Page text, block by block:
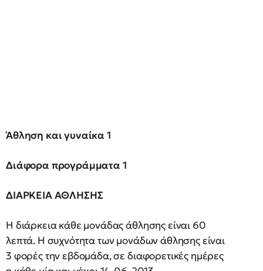
Άθληση και γυναίκα 1
Διάφορα προγράμματα 1
ΔΙΑΡΚΕΙΑ ΑΘΛΗΣΗΣ
Η διάρκεια κάθε μονάδας άθλησης είναι 60
λεπτά. Η συχνότητα των μονάδων άθλησης είναι
3 φορές την εβδομάδα, σε διαφορετικές ημέρες